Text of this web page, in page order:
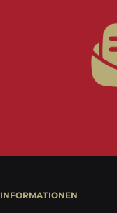
INFORMATIONEN